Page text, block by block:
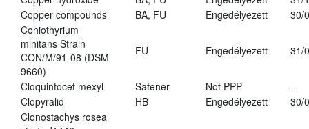
Copper compounds
BA, FU Engedélyezett
30/
Coniothyrium
minitans Strain
CON/M/91-08 (DSM
9660)
FU Engedélyezett 31/
Cloquintocet mexyl Safener Not PPP
-
Clopyralid
HB Engedélyezett
30/
Clonostachys rosea